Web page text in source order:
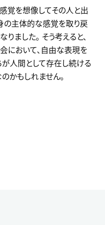
覚を想像してその人と出
の主体的な感覚を取り戻
ました。 そう考えると、
において、自由な表現を
が人間として存在し続ける
かもしれません。